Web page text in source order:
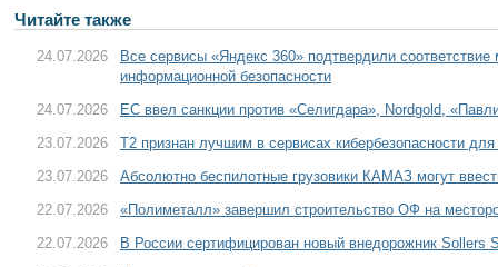
Читайте также
24.07.2026
Все сервисы «Яндекс 360» подтвердили
информационной безопасности
24.07.2026
ЕС ввел санкции против «Селигдара», Nordgold,
23.07.2026
T2 признан лучшим в сервисах кибербезопасности
23.07.2026
Абсолютно беспилотные грузовики КАМАЗ могут
22.07.2026
«Полиметалл» завершил строительство ОФ на
22.07.2026
В России сертифицирован новый внедорожник Sollers